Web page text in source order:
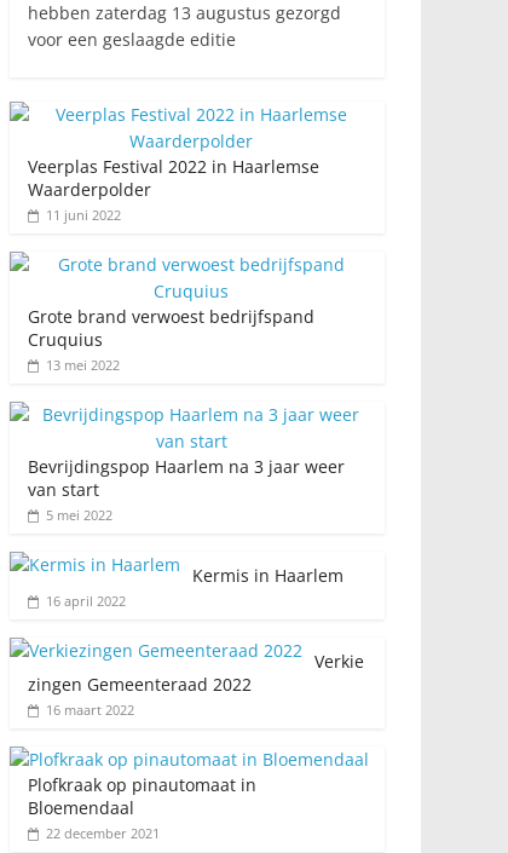
hebben zaterdag 13 augustus gezorgd
voor een geslaagde editie
Veerplas Festival 2022 in Haarlemse
Waarderpolder
11 juni 2022
Grote brand verwoest bedrijfspand
Cruquius
13 mei 2022
Bevrijdingspop Haarlem na 3 jaar weer
van start
5 mei 2022
Kermis in Haarlem
16 april 2022
Verkie
zingen Gemeenteraad 2022
16 maart 2022
Plofkraak op pinautomaat in
Bloemendaal
22 december 2021